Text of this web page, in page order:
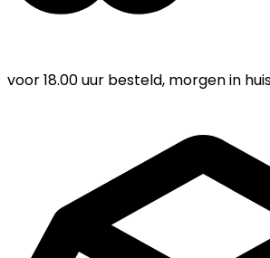
voor18.00 uur besteld, morgen in